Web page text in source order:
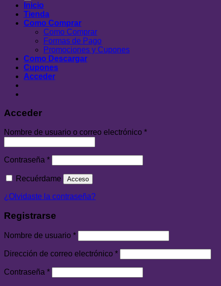
Inicio
Tienda
Como Comprar
Como Comprar
Formas de Pago
Promociones y Cupones
Como Descargar
Cupones
Acceder
Acceder
Nombre de usuario o correo electrónico *
Contraseña *
Recuérdame Acceso
¿Olvidaste la contraseña?
Registrarse
Nombre de usuario *
Dirección de correo electrónico *
Contraseña *